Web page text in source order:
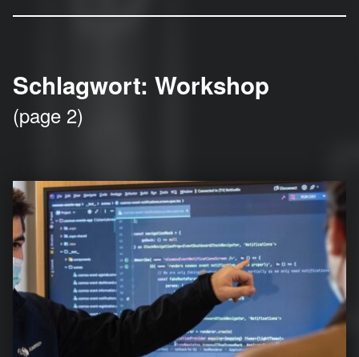
Schlagwort: Workshop
(page 2)